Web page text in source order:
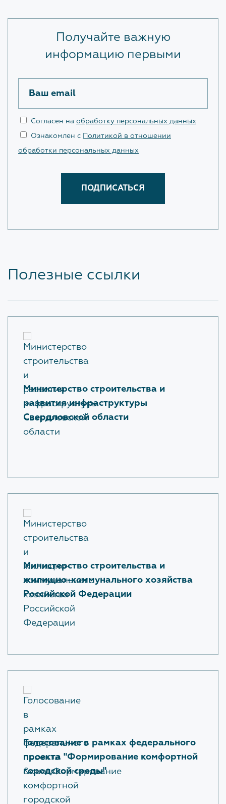
Форум 100+
Получайте важную
информацию первыми
Ваш email
Согласен на обработку персональных данных
Ознакомлен с Политикой в отношении
обработки персональных данных
Полезные ссылки
Министерство строительства и
развития инфраструктуры
Свердловской области
Министерство строительства и
жилищно-коммунального хозяйства
Российской Федерации
Голосование в рамках федерального
проекта "Формирование комфортной
городской среды"